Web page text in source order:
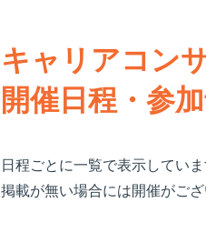
キャリアコン
開催日程・参
日程ごとに一覧で表示してい
掲載が無い場合には開催がご